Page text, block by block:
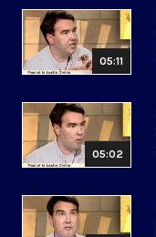
05:11
05:02